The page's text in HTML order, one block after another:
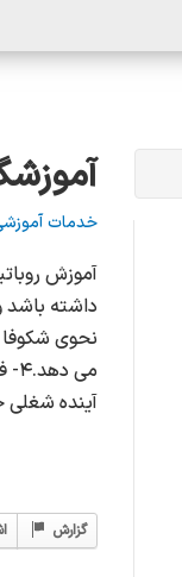
خدمات
آینده شغلی
گزارش